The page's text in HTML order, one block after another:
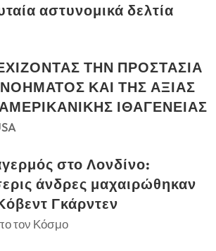
αστυνομικά δελτία
ΤΗΝ ΠΡΟΣΤΑΣΙΑ
ΚΑΙ ΤΗΣ ΑΞΙΑΣ
ΙΘΑΓΕΝΕΙΑΣ
στο Λονδίνο:
άνδρες μαχαιρώθηκαν
Γκάρντεν
τον Κόσμο